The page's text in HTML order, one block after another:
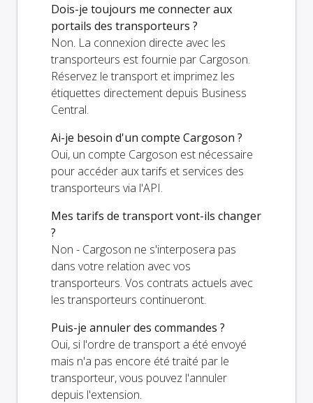
Dois-je toujours me connecter aux
portails des transporteurs ?
Non. La connexion directe avec les
transporteurs est fournie par Cargoson.
Réservez le transport et imprimez les
étiquettes directement depuis Business
Central.
Ai-je besoin d'un compte Cargoson ?
Oui, un compte Cargoson est nécessaire
pour accéder aux tarifs et services des
transporteurs via l'API.
Mes tarifs de transport vont-ils changer
?
Non - Cargoson ne s'interposera pas
dans votre relation avec vos
transporteurs. Vos contrats actuels avec
les transporteurs continueront.
Puis-je annuler des commandes ?
Oui, si l'ordre de transport a été envoyé
mais n'a pas encore été traité par le
transporteur, vous pouvez l'annuler
depuis l'extension.